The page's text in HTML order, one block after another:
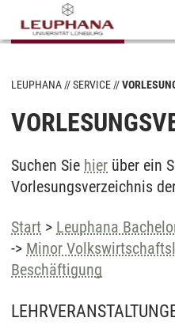
LEUPHANA SERVICE
Suchen Sie hier über ein
Vorlesungsverzeichnis
Start > Leuphana
-> Minor
Beschäftigung